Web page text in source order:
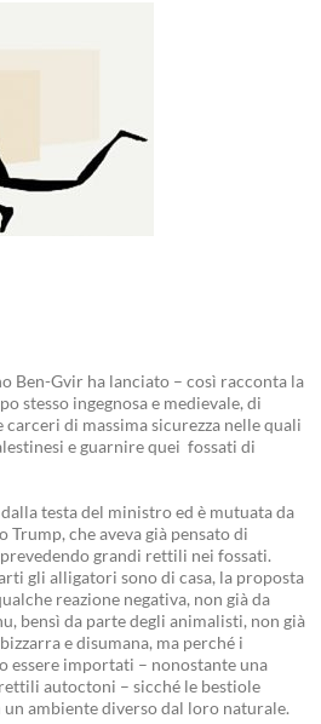
Ben-Gvir ha lanciato – così racconta la
stesso ingegnosa e medievale, di
di massima sicurezza nelle quali
e guarnire quei fossati di
dalla testa del ministro ed è mutuata da
che aveva già pensato di
prevedendo grandi rettili nei fossati.
gli alligatori sono di casa, la proposta
reazione negativa, non già da
bensì da parte degli animalisti, non già
e disumana, ma perché i
essere importati – nonostante una
autoctoni – sicché le bestiole
ambiente diverso dal loro naturale.